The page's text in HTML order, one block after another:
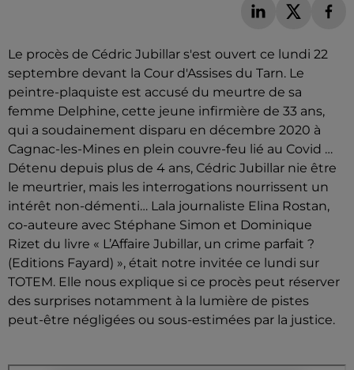
Le procès de Cédric Jubillar s'est ouvert ce lundi 22
septembre devant la Cour d'Assises du Tarn. Le
peintre-plaquiste est accusé du meurtre de sa
femme Delphine, cette jeune infirmière de 33 ans,
qui a soudainement disparu en décembre 2020 à
Cagnac-les-Mines en plein couvre-feu lié au Covid …
Détenu depuis plus de 4 ans, Cédric Jubillar nie être
le meurtrier, mais les interrogations nourrissent un
intérêt non-démenti… Lala journaliste Elina Rostan,
co-auteure avec Stéphane Simon et Dominique
Rizet du livre « L’Affaire Jubillar, un crime parfait ?
(Editions Fayard) », était notre invitée ce lundi sur
TOTEM. Elle nous explique si ce procès peut réserver
des surprises notamment à la lumière de pistes
peut-être négligées ou sous-estimées par la justice.